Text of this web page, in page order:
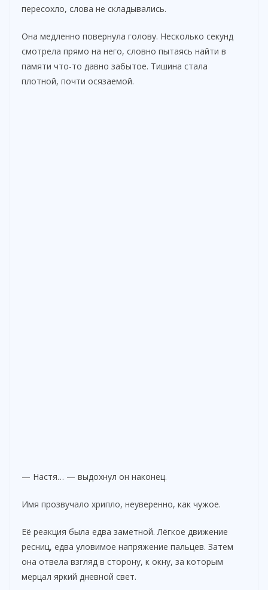
пересохло, слова не складывались.
Она медленно повернула голову. Несколько секунд
смотрела прямо на него, словно пытаясь найти в
памяти что-то давно забытое. Тишина стала
плотной, почти осязаемой.
— Настя… — выдохнул он наконец.
Имя прозвучало хрипло, неуверенно, как чужое.
Её реакция была едва заметной. Лёгкое движение
ресниц, едва уловимое напряжение пальцев. Затем
она отвела взгляд в сторону, к окну, за которым
мерцал яркий дневной свет.